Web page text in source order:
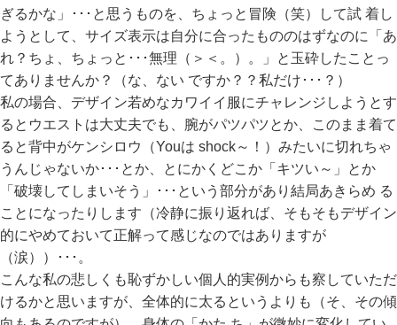
ぎるかな」･･･と思うものを、ちょっと冒険（笑）して試 着し
ようとして、サイズ表示は自分に合ったもののはずなのに「あ
れ？ちょ、ちょっと･･･無理（＞＜。）。」と玉砕したことっ
てありませんか？（な、ない ですか？？私だけ･･･？）
私の場合、デザイン若めなカワイイ服にチャレンジしようとす
るとウエストは大丈夫でも、腕がパツパツとか、このまま着て
ると背中がケンシロウ（Youは shock～！）みたいに切れちゃ
うんじゃないか･･･とか、とにかくどこか「キツい～」とか
「破壊してしまいそう」･･･という部分があり結局あきらめ る
ことになったりします（冷静に振り返れば、そもそもデザイン
的にやめておいて正解って感じなのではありますが
（涙））･･･。
こんな私の悲しくも恥ずかしい個人的実例からも察していただ
けるかと思いますが、全体的に太るというよりも（そ、その傾